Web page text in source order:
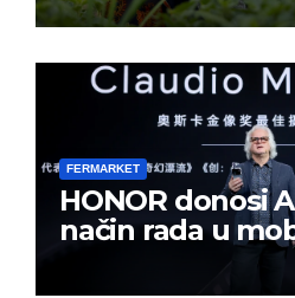
FERMARKET
HONOR donosi
način rada u
kreiranje